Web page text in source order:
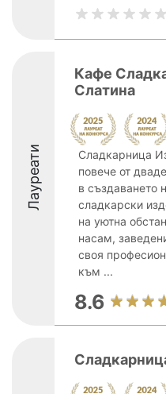
Лауреати
Кафе
Слатина
Сладкарница
повече от
в създаването
сладкарски
на уютна
насам,
своя
към ...
8.6